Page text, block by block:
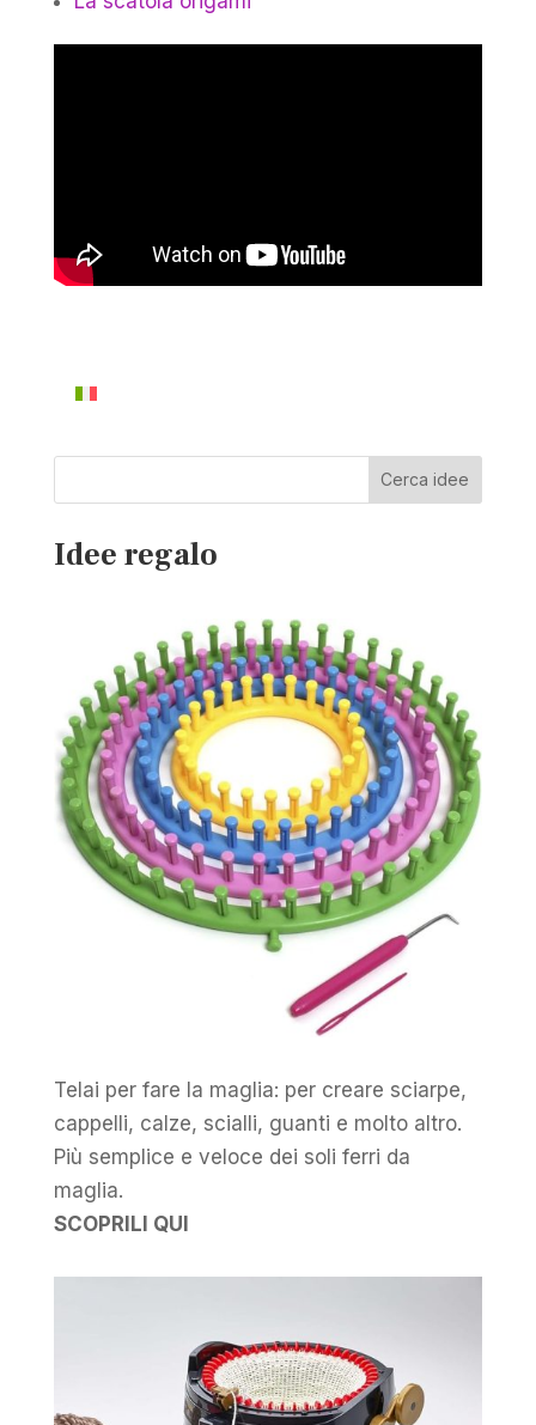
Cerca idee
Idee regalo
Telai per fare la maglia: per creare sciarpe,
cappelli, calze, scialli, guanti e molto altro.
Più semplice e veloce dei soli ferri da
maglia.
SCOPRILI QUI